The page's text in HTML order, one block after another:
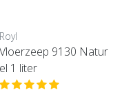
Royl
Vloerzeep 9130 Natur
el 1 liter